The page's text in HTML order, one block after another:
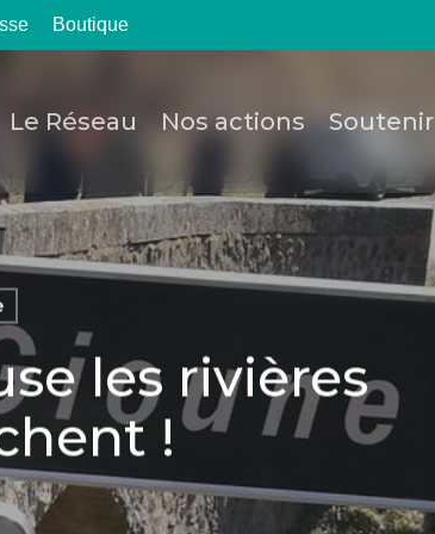
Boutique
Le Réseau Nos actions Soutenir
les rivières
!